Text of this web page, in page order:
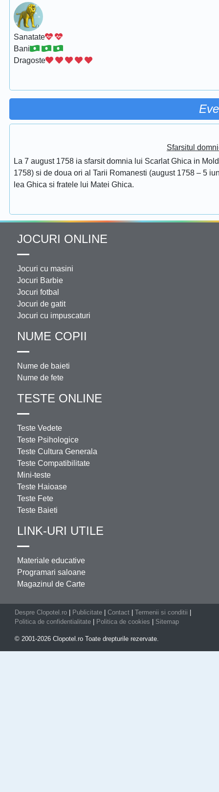
Sanatate
Bani
Dragoste
Sfarsitul
La 7 august 1758 ia sfarsit domnia lui Scarlat Ghica in
1758) si de doua ori al Tarii Romanesti (august 1758 – 5
lea Ghica si fratele lui Matei Ghica.
JOCURI ONLINE
Jocuri cu masini
Jocuri Barbie
Jocuri fotbal
Jocuri de gatit
Jocuri cu impuscaturi
NUME COPII
Nume de baieti
Nume de fete
TESTE ONLINE
Teste Vedete
Teste Psihologice
Teste Cultura Generala
Teste Compatibilitate
Mini-teste
Teste Haioase
Teste Fete
Teste Baieti
LINK-URI UTILE
Materiale educative
Programari saloane
Magazinul de Carte
Despre Clopotel.ro Publicitate Contact Termenii si conditii
Politica de confidentialitate
Politica de cookies Sitemap
© 2001-2026 Clopotel.ro Toate drepturile rezervate.